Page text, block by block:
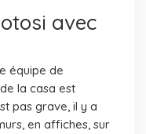
avec
équipe de
la casa est
pas grave, il y a
en affiches, sur